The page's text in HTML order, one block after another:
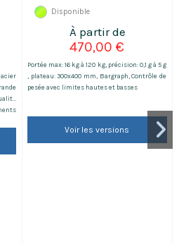
Disponible
470,00 €
Portée max: 16 kg à 120 kg, précision: 0,1 g à 5 g
, plateau: 300x400 mm, Bargraph, Contrôle de
pesée avec limites hautes et basses
Voir les versions